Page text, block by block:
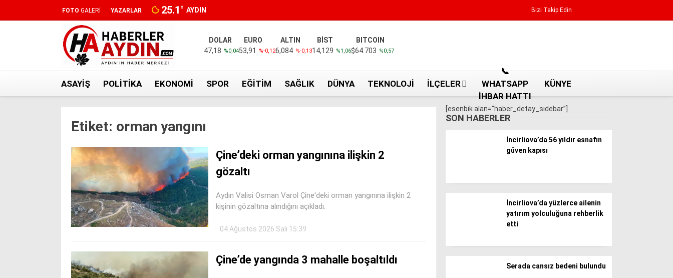
Aydın Haberleri
Aydın nöbetçi eczaneler
Hava Durumu
Künye
FOTO GALERİ YAZARLAR 25.1° AYDIN Bizi Takip Edin
DOLAR
47,18 %0,04
EURO
53,91
%-0,12
ALTIN
6,084 %-0,13
BİST
14,129 %1,06
BITCOIN
$64.703 %0,57
ASAYIŞ POLITIKA EKONOMI SPOR EĞITIM SAĞLIK DÜNYA TEKNOLOJI İLÇELER
📞
WHATSAPP
İHBAR HATTI
KÜNYE
Etiket: orman yangını
Çine’deki orman yangınına ilişkin 2
gözaltı
Aydın Valisi Osman Varol Çine'deki orman yangınına ilişkin 2
kişinin gözaltına alındığını açıkladı.
04 Ağustos 2026 Salı 15:39
Çine’de yangında 3 mahalle boşaltıldı
[esenbik alan=”haber_detay_sidebar”]
SON HABERLER
İncirliova’da 56 yıldır esnafın
güven kapısı
İncirliova’da yüzlerce ailenin
yatırım yolculuğuna rehberlik
etti
Serada cansız bedeni bulundu